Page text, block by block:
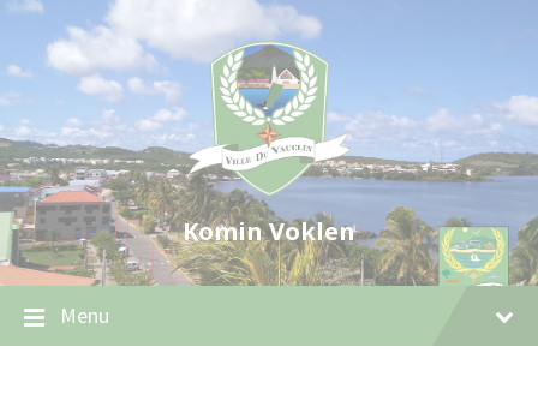
Skip
content
Skip
navigation
Skip
footer
Komin Voklen
Menu